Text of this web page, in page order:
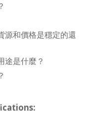
源和價格是穩定的還
途是什麼？